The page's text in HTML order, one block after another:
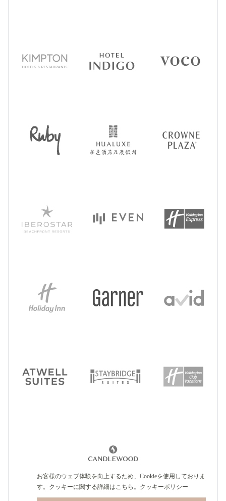
お客様のウェブ体験を向上するため、Cookieを使用しておりま
す。クッキーに関する詳細はこちら。 クッキーポリシー